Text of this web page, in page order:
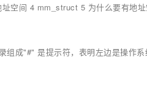
空间 4 mm_struct 5 为什么要有地
成"#" 是提示符，表明左边是操作